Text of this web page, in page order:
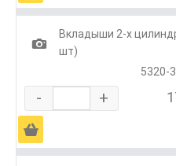
1
Вкладыши 2-х
шт)
5320-
- +
Ä